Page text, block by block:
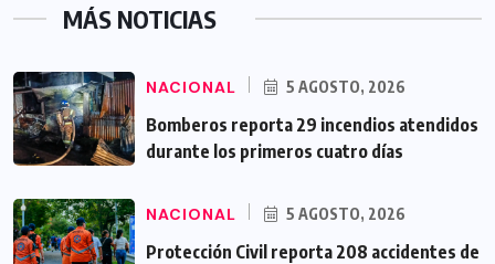
MÁS NOTICIAS
NACIONAL 5 AGOSTO, 2026
Bomberos reporta 29 incendios atendidos
durante los primeros cuatro días
NACIONAL 5 AGOSTO, 2026
Protección Civil reporta 208 accidentes de